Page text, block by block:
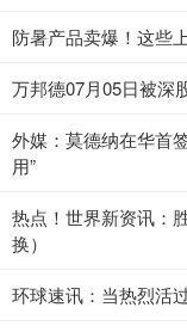
防暑产品卖爆！这些
万邦德07月05日被深
外媒：莫德纳在华首
用”
热点！世界新资讯：
换）
环球速讯：当热烈活